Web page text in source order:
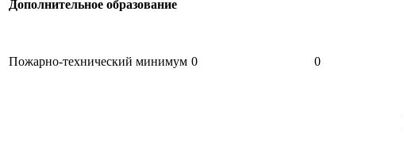
Дополнительное образование
Пожарно-технический минимум 0 0